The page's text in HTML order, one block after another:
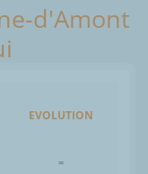
d'Amont
EVOLUTION
=